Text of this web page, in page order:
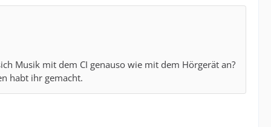
Musik mit dem CI genauso wie mit dem Hörgerät an?
habt ihr gemacht.